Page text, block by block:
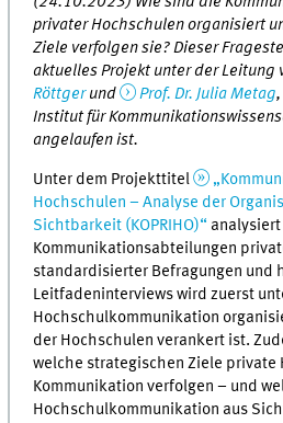
privater Hochschulen organisiert
Ziele verfolgen sie? Dieser
aktuelles Projekt unter der Leitung
Röttgerund Prof. Dr. Julia Metag
Institut für
angelaufen ist.
Unter dem Projekttitel
Hochschulen – Analyse der
Sichtbarkeit (KOPRIHO)“
Kommunikationsabteilungen
standardisierter Befragungen und
Leitfadeninterviews wird zuerst
Hochschulkommunikation
der Hochschulen verankert ist.
welche strategischen Ziele private
Kommunikation verfolgen – und
Hochschulkommunikation aus